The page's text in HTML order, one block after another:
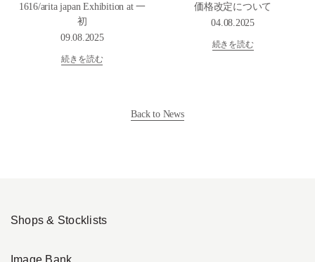
1616/arita japan Exhibition at 一
初
09.08.2025
続きを読む
価格改定について
04.08.2025
続きを読む
Back to News
Shops & Stocklists